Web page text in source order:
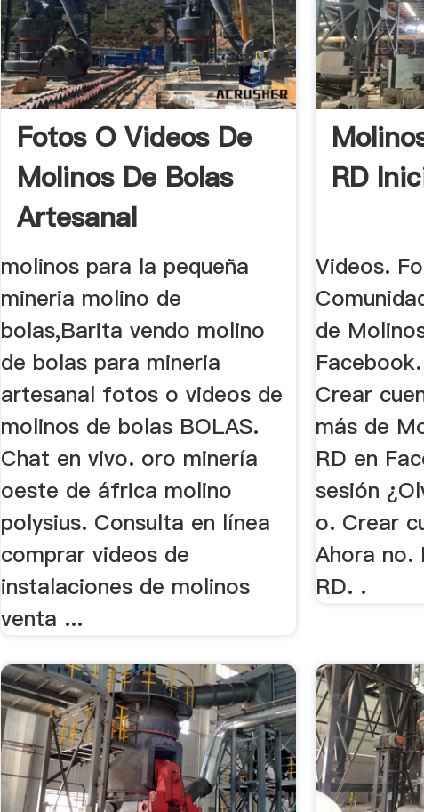
Fotos O Videos De
Molinos De Bolas
Artesanal
molinos para la pequeña
mineria molino de
bolas,Barita vendo molino
de bolas para mineria
artesanal fotos o videos de
molinos de bolas BOLAS.
Chat en vivo. oro minería
oeste de áfrica molino
polysius. Consulta en línea
comprar videos de
instalaciones de molinos
venta ...
RD
Videos.
de
Crear
más de
RD en
sesión
o. Crear
Ahora no.
RD. .